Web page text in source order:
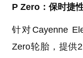
P Zero：保时捷
针对Cayenne
Zero轮胎，提供